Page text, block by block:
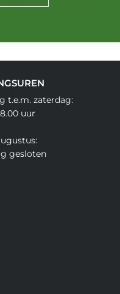
t.e.m. zaterdag:
uur
gesloten